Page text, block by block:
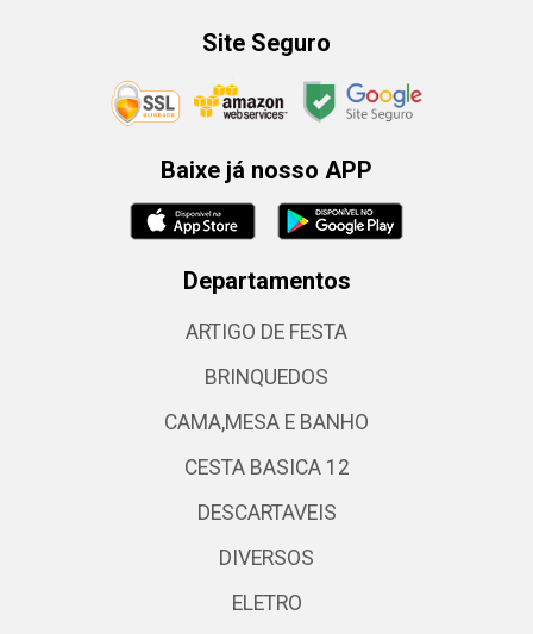
Site Seguro
Baixe já nosso APP
Departamentos
ARTIGO DE FESTA
BRINQUEDOS
CAMA,MESA E BANHO
CESTA BASICA 12
DESCARTAVEIS
DIVERSOS
ELETRO